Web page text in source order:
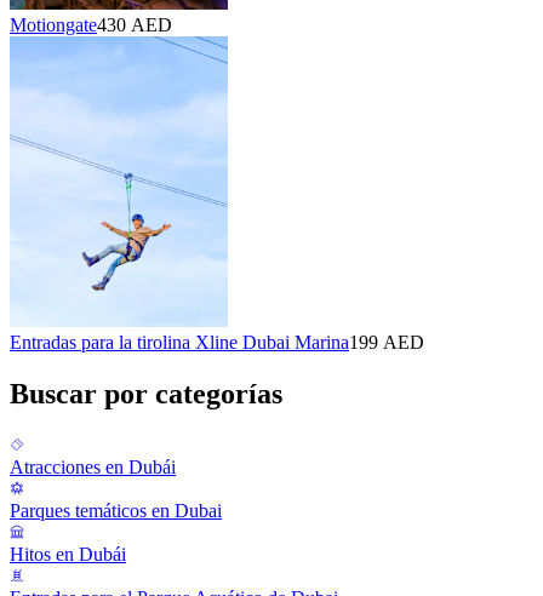
Motiongate430 AED
Entradas para la tirolina Xline Dubai Marina199 AED
Buscar por categorías
Atracciones en Dubái
Parques temáticos en Dubai
Hitos en Dubái